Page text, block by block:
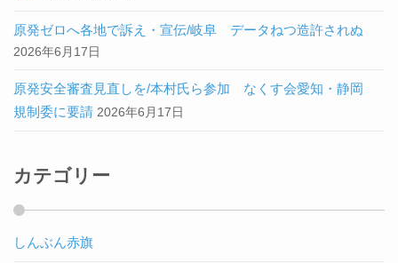
原発ゼロへ各地で訴え・宣伝/岐阜 データねつ造許されぬ
2026年6月17日
原発安全審査見直しを/本村氏ら参加 なくす会愛知・静岡
規制委に要請 2026年6月17日
カテゴリー
しんぶん赤旗